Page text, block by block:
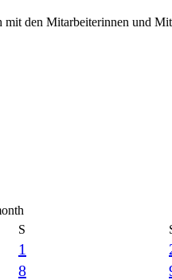
den Mitarbeiterinnen und
S
1
8